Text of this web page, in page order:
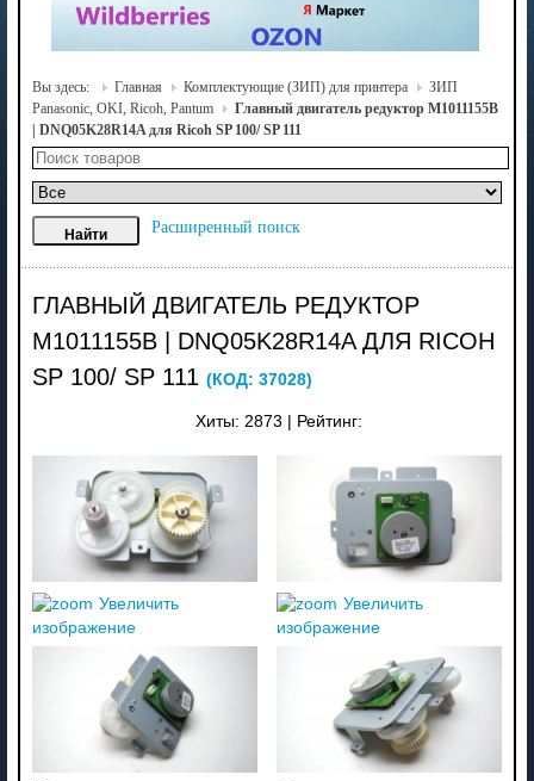
Вы здесь: Главная Комплектующие (ЗИП) для принтера
ЗИП
Panasonic, OKI, Ricoh, Pantum
Главный двигатель редуктор M1011155B
| DNQ05K28R14A для Ricoh SP 100/ SP 111
Расширенный поиск
ГЛАВНЫЙ ДВИГАТЕЛЬ РЕДУКТОР
M1011155B | DNQ05K28R14A ДЛЯ RICOH
SP 100/ SP 111 (КОД: 37028)
Хиты: 2873 Рейтинг:
Увеличить
изображение
Увеличить
изображение